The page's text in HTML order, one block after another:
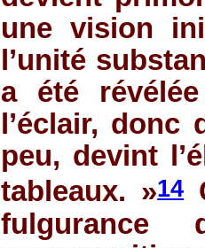
une vision
l’unité
a été
l’éclair, donc
peu, devint
tableaux. »14